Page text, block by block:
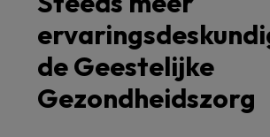
de Geestelijke
Gezondheidszorg